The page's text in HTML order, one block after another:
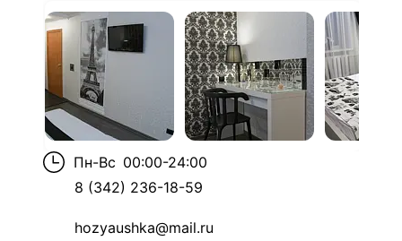
Пн-Вс 00:00-24:00
8 (342) 236-18-59
hozyaushka@mail.ru